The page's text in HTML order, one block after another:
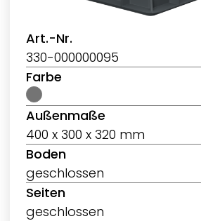
Art.-Nr.
330-000000095
Farbe
Außenmaße
400 x 300 x 320 mm
Boden
geschlossen
Seiten
geschlossen